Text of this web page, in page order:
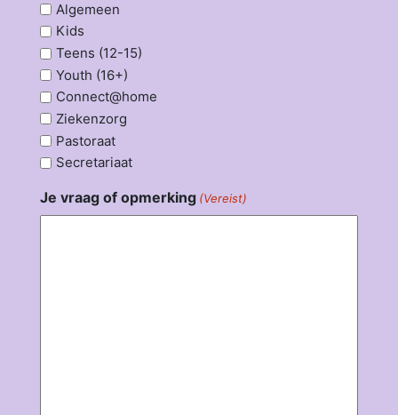
Algemeen
Kids
Teens (12-15)
Youth (16+)
Connect@home
Ziekenzorg
Pastoraat
Secretariaat
Je vraag of opmerking (Vereist)